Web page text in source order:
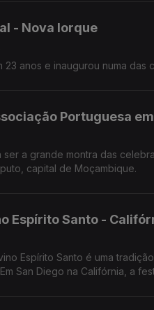
- Nova Iorque
23 anos e inaugurou numa
Portuguesa
a grande montra das
capital de Moçambique.
Espírito Santo -
Espírito Santo é uma
San Diego na Califórnia, a